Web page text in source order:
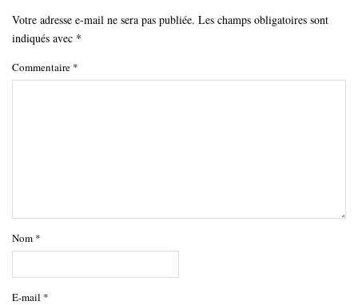
Votre adresse e-mail ne sera pas publiée. Les champs obligatoires sont
indiqués avec *
Commentaire *
Nom *
E-mail *